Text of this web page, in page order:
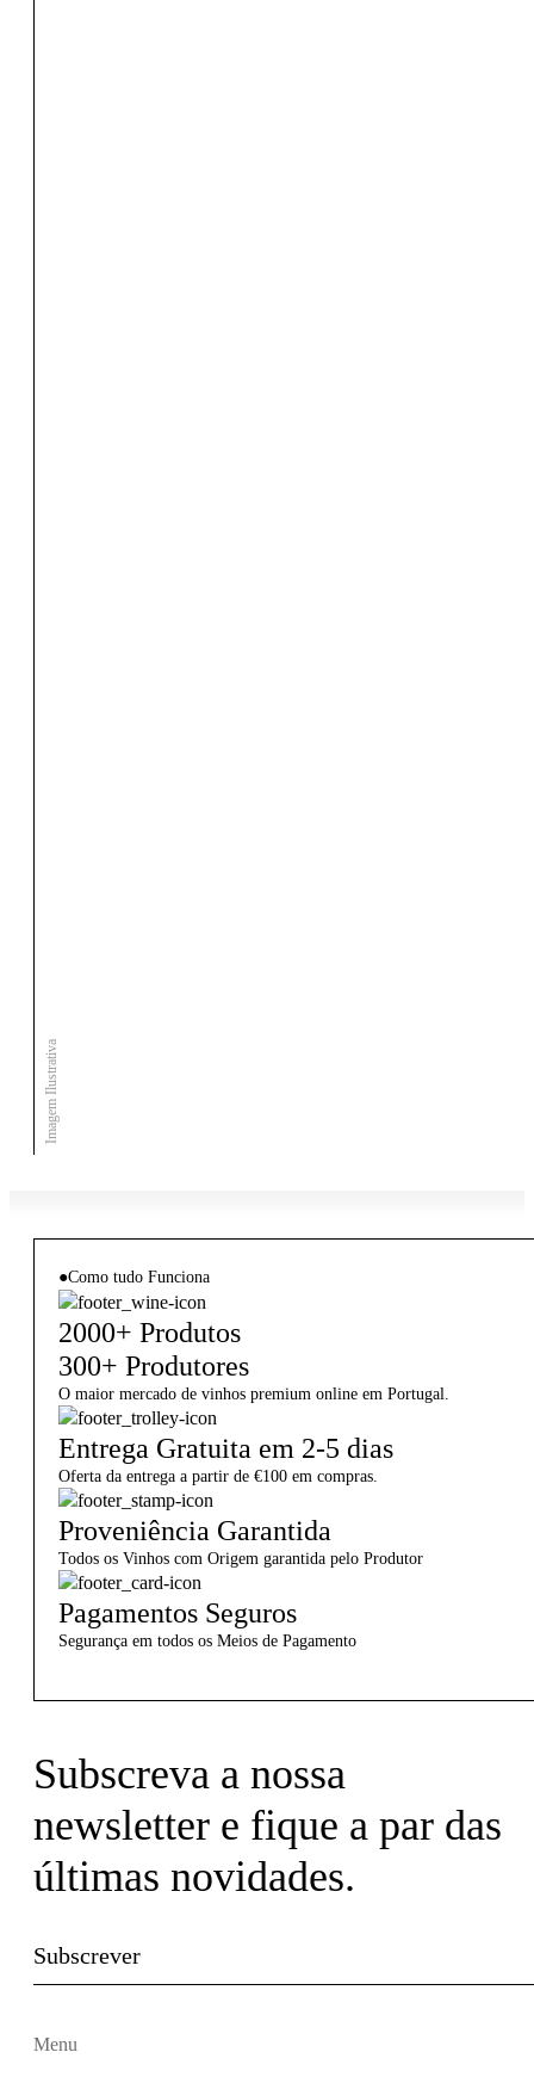
Imagem Ilustrativa
●Como tudo Funciona
2000+ Produtos
300+ Produtores
O maior mercado de vinhos premium online em Portugal.
Entrega Gratuita em 2-5 dias
Oferta da entrega a partir de €100 em compras.
Proveniência Garantida
Todos os Vinhos com Origem garantida pelo Produtor
Pagamentos Seguros
Segurança em todos os Meios de Pagamento
Subscreva a nossa
newsletter e fique a par das
últimas novidades.
Subscrever
Menu